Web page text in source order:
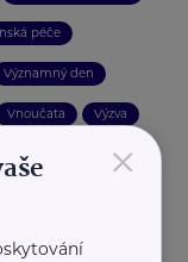
péče
Významný den
Vnoučata Výzva
×